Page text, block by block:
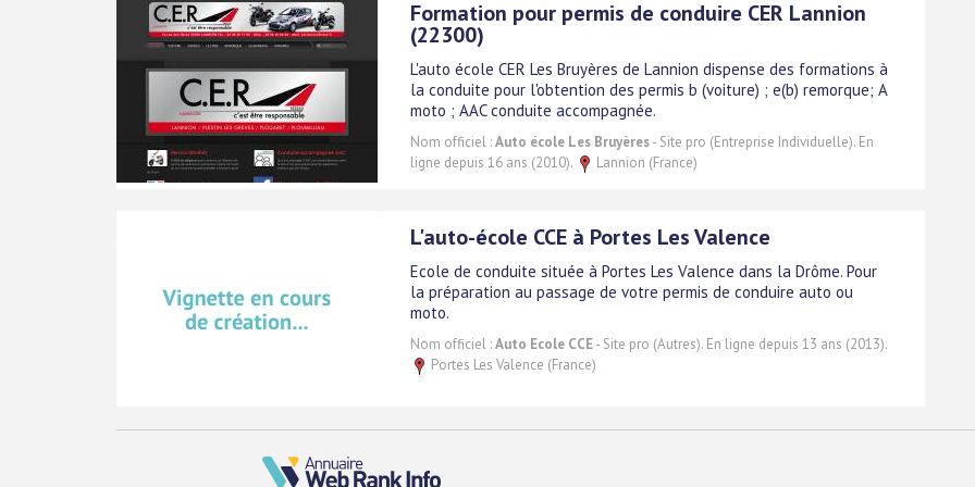
Formation pour permis de conduire CER Lannion
(22300)
L'auto école CER Les Bruyères de Lannion dispense des formations à
la conduite pour l'obtention des permis b (voiture) ; e(b) remorque; A
moto ; AAC conduite accompagnée.
Nom officiel :Auto école Les Bruyères- Site pro (Entreprise Individuelle). En
ligne depuis 16 ans (2010).
Lannion (France)
L'auto-école CCE à Portes Les Valence
Ecole de conduite située à Portes Les Valence dans la Drôme. Pour
la préparation au passage de votre permis de conduire auto ou
moto.
Nom officiel :Auto Ecole CCE- Site pro (Autres). En ligne depuis 13 ans (2013).
Portes Les Valence (France)